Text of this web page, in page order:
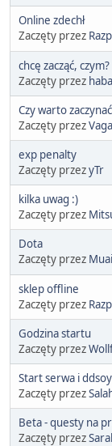
Online zdechł
Zaczęty przez
chcę zacząć, czym?
Zaczęty przez
Czy warto
Zaczęty przez
exp penalty
Zaczęty przezyTr
kilka uwag :)
Zaczęty przez
Dota
Zaczęty przez
sklep offline
Zaczęty przez
Godzina startu
Zaczęty przez
Start serwa i ddsoy
Zaczęty przez
Beta - questy na
Zaczęty przez